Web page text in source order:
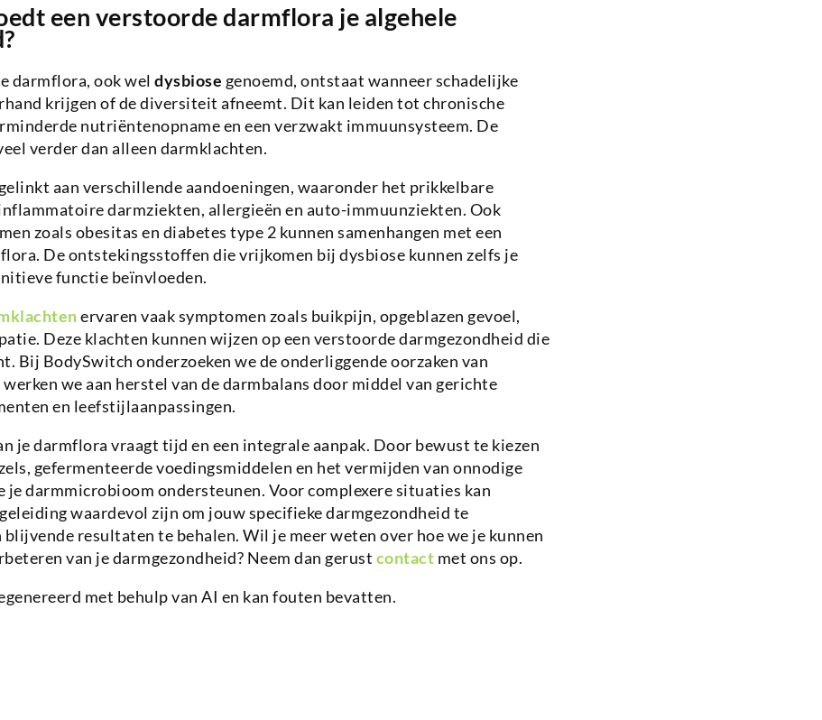
een verstoorde darmflora je algehele
darmflora, ook wel dysbiose genoemd, ontstaat wanneer schadelijke
krijgen of de diversiteit afneemt. Dit kan leiden tot chronische
nutriëntenopname en een verzwakt immuunsysteem. De
verder dan alleen darmklachten.
aan verschillende aandoeningen, waaronder het prikkelbare
darmziekten, allergieën en auto-immuunziekten. Ook
zoals obesitas en diabetes type 2 kunnen samenhangen met een
De ontstekingsstoffen die vrijkomen bij dysbiose kunnen zelfs je
functie beïnvloeden.
ervaren vaak symptomen zoals buikpijn, opgeblazen gevoel,
Deze klachten kunnen wijzen op een verstoorde darmgezondheid die
Bij BodySwitch onderzoeken we de onderliggende oorzaken van
we aan herstel van de darmbalans door middel van gerichte
en leefstijlaanpassingen.
je darmflora vraagt tijd en een integrale aanpak. Door bewust te kiezen
gefermenteerde voedingsmiddelen en het vermijden van onnodige
darmmicrobioom ondersteunen. Voor complexere situaties kan
waardevol zijn om jouw specifieke darmgezondheid te
resultaten te behalen. Wil je meer weten over hoe we je kunnen
van je darmgezondheid? Neem dan gerust contact met ons op.
met behulp van AI en kan fouten bevatten.